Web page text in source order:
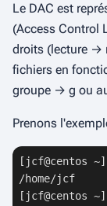
Le DAC est
(Access Control
droits (lecture →
fichiers en
groupe → g ou
Prenons
[jcf@centos
/home/jcf
[jcf@centos